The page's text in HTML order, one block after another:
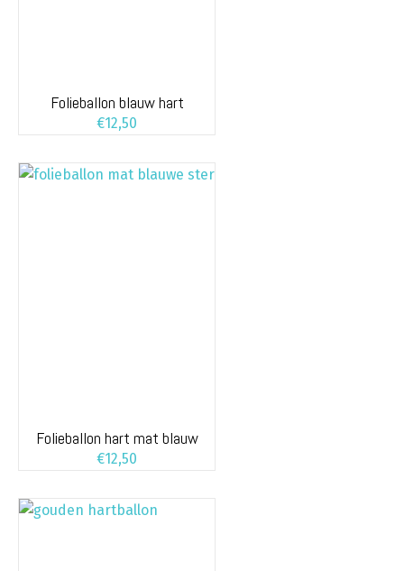
Folieballon blauw hart
€12,50
Folieballon hart mat blauw
€12,50